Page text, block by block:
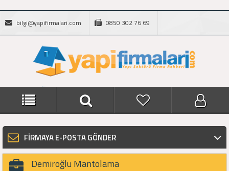
bilgi@yapifirmalari.com 0850 302 76 69
FİRMAYA E-POSTA GÖNDER
Demiroğlu Mantolama